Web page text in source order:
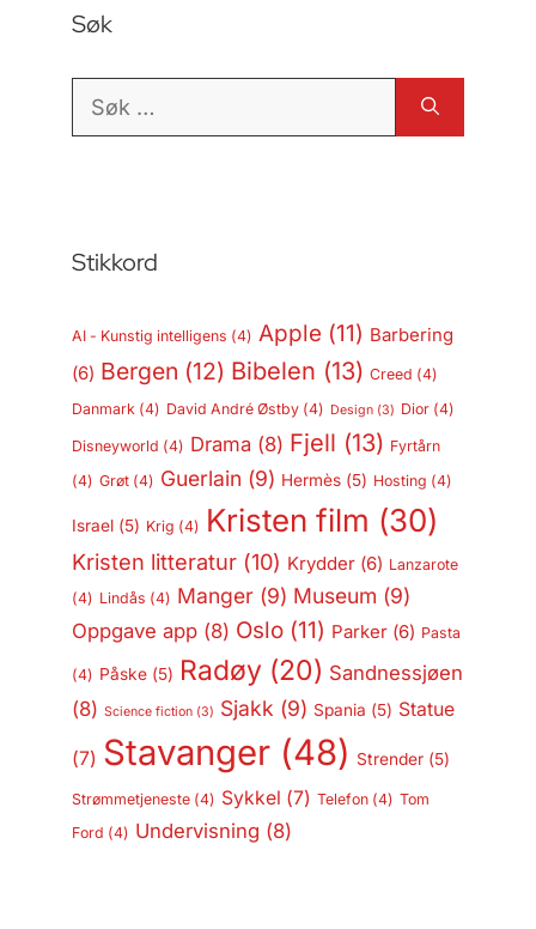
Søk
Søk
Stikkord
AI - Kunstig intelligens (4) Apple (11) Barbering
(6) Bergen (12) Bibelen (13) Creed (4)
Danmark (4) David André Østby(4) Design(3) Dior(4)
Disneyworld (4) Drama (8) Fjell (13) Fyrtårn
(4) Grøt(4) Guerlain (9) Hermès(5) Hosting (4)
Israel(5) Krig (4) Kristen film (30)
Kristen litteratur(10) Krydder(6) Lanzarote
(4) Lindås (4) Manger(9) Museum (9)
Oppgave app(8) Oslo(11) Parker(6) Pasta
(4) Påske(5) Radøy(20) Sandnessjøen
(8) Science fiction(3) Sjakk (9) Spania (5) Statue
(7) Stavanger(48) Strender(5)
Strømmetjeneste(4) Sykkel (7) Telefon(4) Tom
Ford (4) Undervisning (8)